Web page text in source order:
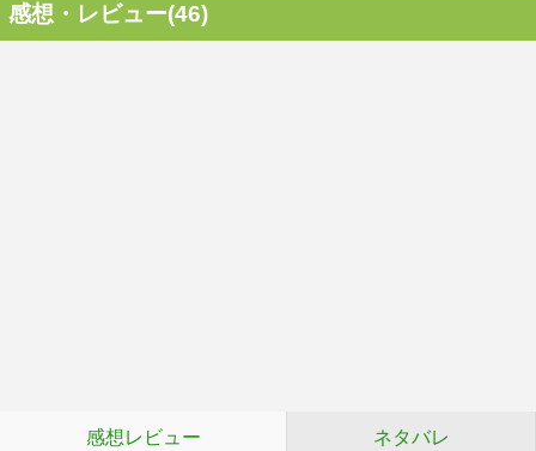
感想・レビュー(46)
感想レビュー ネタバレ